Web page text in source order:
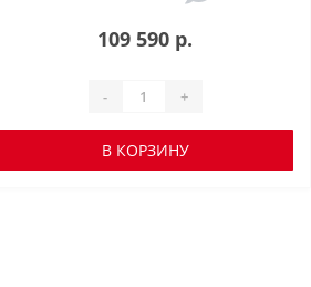
109 590 р.
- +
В КОРЗИНУ